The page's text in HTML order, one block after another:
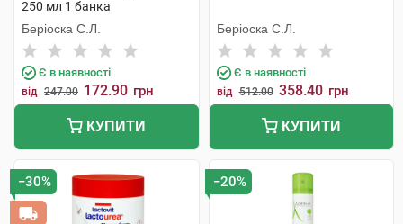
250 мл 1 банка
Беріоска С.Л.
Є в наявності
від 247.00 172.90 грн
КУПИТИ
Беріоска С.Л.
Є в наявності
від 512.00 358.40 грн
КУПИТИ
−30% −20%